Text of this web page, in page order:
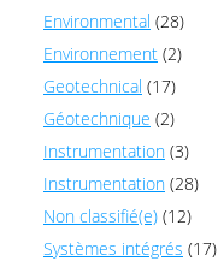
Environmental (28)
Environnement (2)
Geotechnical (17)
Géotechnique (2)
Instrumentation (3)
Instrumentation (28)
Non classifié(e) (12)
Systèmes intégrés (17)